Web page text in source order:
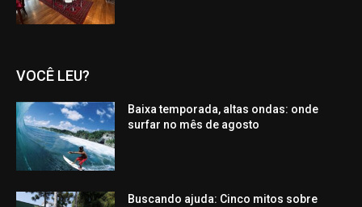
VOCÊ LEU?
Baixa temporada, altas ondas: onde
surfar no mês de agosto
Buscando ajuda: Cinco mitos sobre